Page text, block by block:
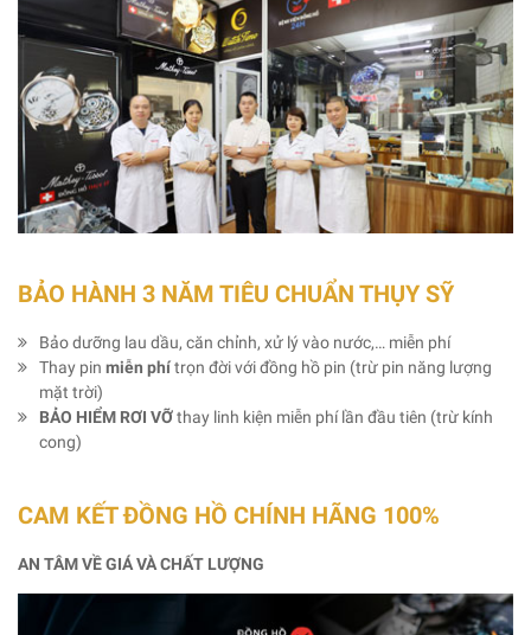
BẢO HÀNH 3 NĂM TIÊU CHUẨN THỤY SỸ
Bảo dưỡng lau dầu, căn chỉnh, xử lý vào nước,… miễn phí
Thay pin miễn phítrọn đời với đồng hồ pin (trừ pin năng lượng
mặt trời)
BẢO HIỂM RƠI VỠthay linh kiện miễn phí lần đầu tiên (trừ kính
cong)
CAM KẾT ĐỒNG HỒ CHÍNH HÃNG 100%
AN TÂM VỀ GIÁ VÀ CHẤT LƯỢNG